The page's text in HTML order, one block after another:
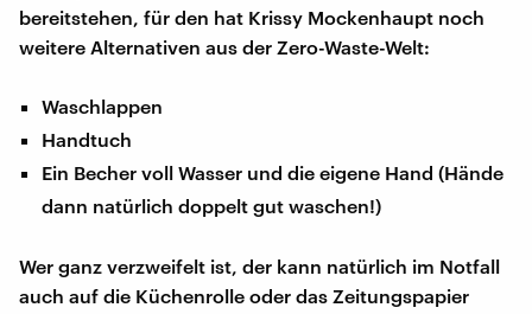
bereitstehen, für den hat Krissy Mockenhaupt noch
weitere Alternativen aus der Zero-Waste-Welt:
Waschlappen
Handtuch
Ein Becher voll Wasser und die eigene Hand (Hände
dann natürlich doppelt gut waschen!)
Wer ganz verzweifelt ist, der kann natürlich im Notfall
auch auf die Küchenrolle oder das Zeitungspapier